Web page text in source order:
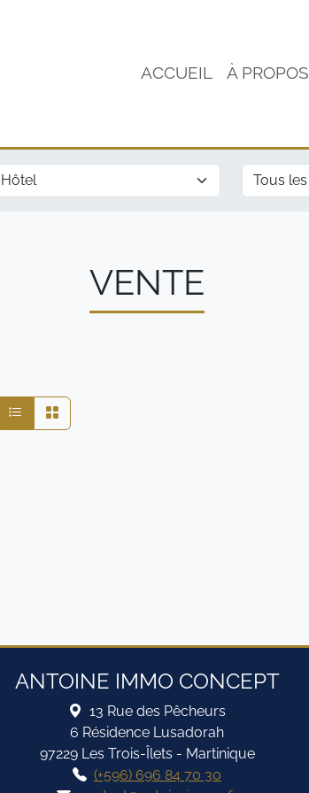
ACCUEIL À PROPOS
Type Prix
VENTE
ANTOINE IMMO CONCEPT
13 Rue des Pêcheurs
6 Résidence Lusadorah
97229 Les Trois-Îlets - Martinique
(+596) 696 84 70 30